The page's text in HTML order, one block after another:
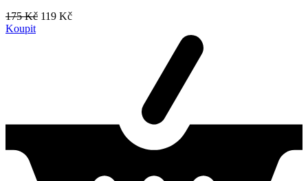
175 Kč 119 Kč
Koupit